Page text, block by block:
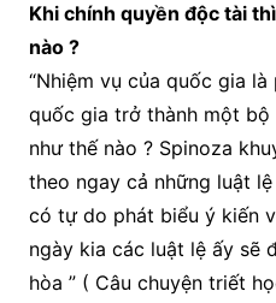
Khi chính quyền độc tài
nào ?
“Nhiệm vụ của quốc gia
quốc gia trở thành một bộ
như thế nào ? Spinoza
theo ngay cả những luật
có tự do phát biểu ý kiến
ngày kia các luật lệ ấy sẽ
hòa ” ( Câu chuyện triết